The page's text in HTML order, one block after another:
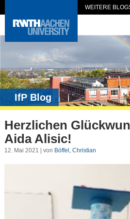
WEITERE
IfP Blog
Herzlichen
Aida Alisic!
12. Mai 2021 | von Böffel, Christian